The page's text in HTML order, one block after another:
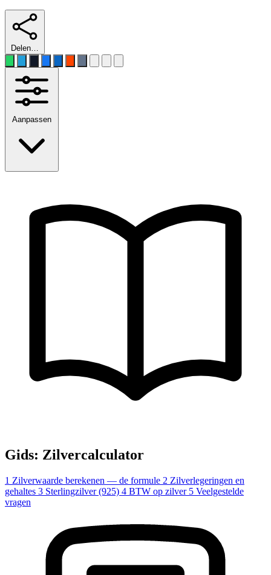
Delen…
Aanpassen
Gids: Zilvercalculator
1 Zilverwaarde berekenen — de formule 2 Zilverlegeringen en
gehaltes 3 Sterlingzilver (925) 4 BTW op zilver 5 Veelgestelde
vragen